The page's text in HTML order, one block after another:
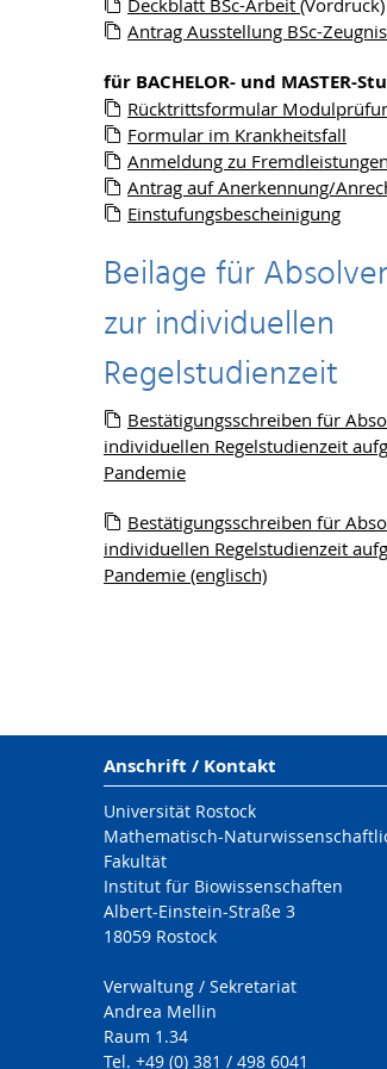
Deckblatt BSc-Arbeit (Vordruck)
Antrag Ausstellung BSc-Zeugnis
für BACHELOR- und MASTER-
Rücktrittsformular
Formular im Krankheitsfall
Anmeldung zu Fremdleistungen
Antrag auf Anerkennung/
Einstufungsbescheinigung
Beilage für
zur individuellen
Regelstudienzeit
Bestätigungsschreiben für
individuellen Regelstudienzeit
Pandemie
Bestätigungsschreiben für
individuellen Regelstudienzeit
Pandemie (englisch)
Anschrift / Kontakt
Universität Rostock
Mathematisch-
Fakultät
Institut für Biowissenschaften
Albert-Einstein-Straße 3
18059 Rostock
Verwaltung / Sekretariat
Andrea Mellin
Raum 1.34
Tel. +49 (0) 381 / 498 6041